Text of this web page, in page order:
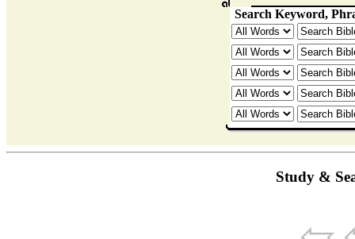
Study &